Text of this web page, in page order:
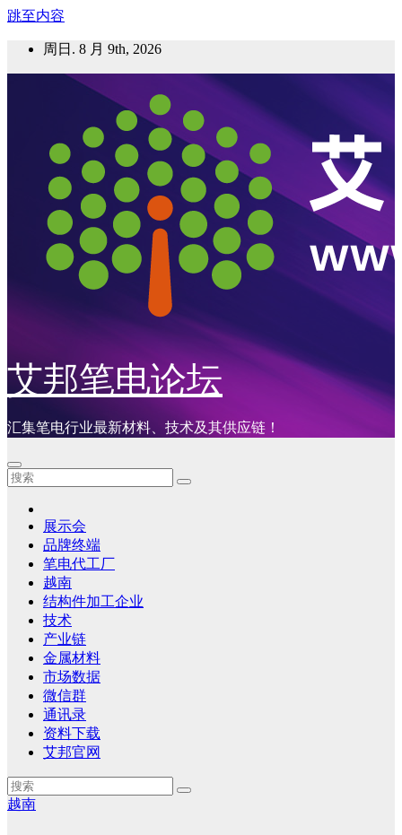
跳至内容
周日. 8 月 9th, 2026
艾邦笔电论坛
汇集笔电行业最新材料、技术及其供应链！
展示会
品牌终端
笔电代工厂
越南
结构件加工企业
技术
产业链
金属材料
市场数据
微信群
通讯录
资料下载
艾邦官网
越南